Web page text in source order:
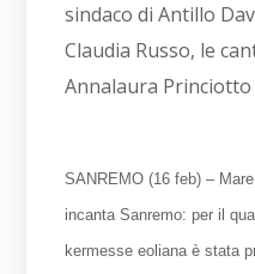
sindaco di Antillo
Claudia Russo, le
Annalaura Princiotto
SANREMO (16 feb) –
incanta Sanremo: per il
kermesse eoliana è stata